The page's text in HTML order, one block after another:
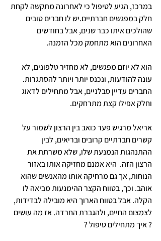
במרכז, הגיע לטיפול כי לאחרונה מתקשה לקחת
חלק במפגשים חברתיים.יש לו חברים טובים
שהולכים איתו כבר שנים, אבל בחודשים
האחרונים הוא מתחמק מכל הזמנה.
הוא לא יוזם מפגשים, לא מחזיר טלפונים, לא
עונה להודעות, ונכנס יותר ויותר להסתגרות.
החברים עדיין סבלניים, אבל מתחילים לדאוג
וחלק אפילו קצת מתרחקים.
אריאל מרגיש פער כואב בין הרצון לשמור על
קשרים חברתיים קרובים ובריאים, לבין
ההתנהגות הנמנעת שלו, שלא משרתת את
הרצון הזה.  היא אמנם מחזיקה אותו באזור
הנוחות, אך גם מרחיקה אותו מהאנשים שהוא
אוהב. וכך, בטווח הקצר ההימנעות מביאה לו
הקלה. אבל בטווח הארוך היא מובילה לבדידות,
לצמצום החיים, ולהגברת החרדה. אז מה עושים
? איך מתחילים טיפול ?